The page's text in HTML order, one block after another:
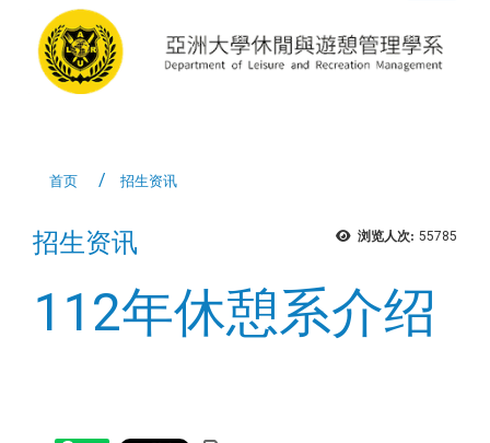
首页 招生资讯
浏览人次: 55785
招生资讯
112年休憩系介绍